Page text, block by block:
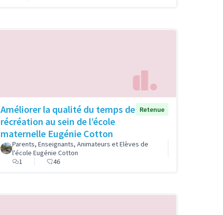
Améliorer la qualité du temps de
récréation au sein de l’école
maternelle Eugénie Cotton
Retenue
Parents, Enseignants, Animateurs et Elèves de
l'école Eugénie Cotton
1
46